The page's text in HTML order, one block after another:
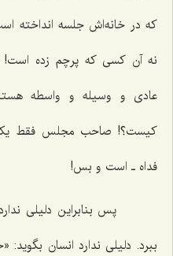
که در خانه‌اش جلسه انداخته
نه آن کسی که پرچم زده است!
عادی و وسیله و واسطه
کیست؟! صاحب مجلس فقط یکی
فداه ـ است و بس!
پس بنابراین دلیلی
ببرد. دلیلی ندارد انسان